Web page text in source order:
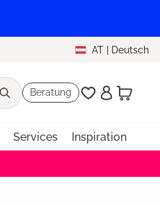
AT | Deutsch
Beratung
Services Inspiration